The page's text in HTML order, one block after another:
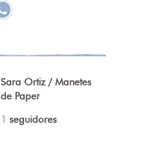
Sara Ortiz / Manetes
de Paper
1 seguidores